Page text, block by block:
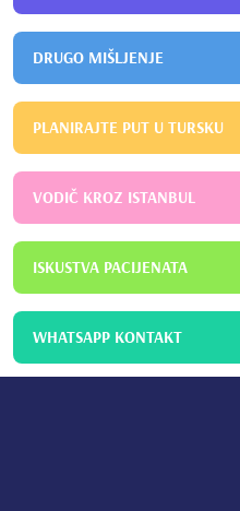
DRUGO MIŠLJENJE
PLANIRAJTE PUT U TURSKU
VODIČ KROZ ISTANBUL
ISKUSTVA PACIJENATA
WHATSAPP KONTAKT